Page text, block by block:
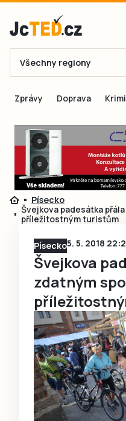
E-mail
Ještě nemám
Všechny regiony
Zprávy Doprava Krimi
Písecko
Švejkova padesátka
příležitostným turistům
Písecko5. 5. 2018
Švejkova
zdatným